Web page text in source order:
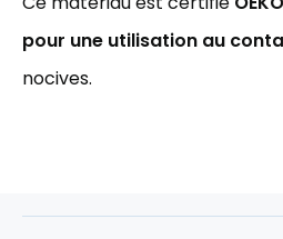
pour une utilisation au
nocives.